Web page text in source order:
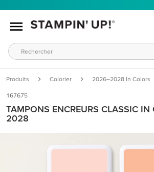
Produits Colorier 2026–2028 In Colors
167675
TAMPONS ENCREURS CLASSIC
2028